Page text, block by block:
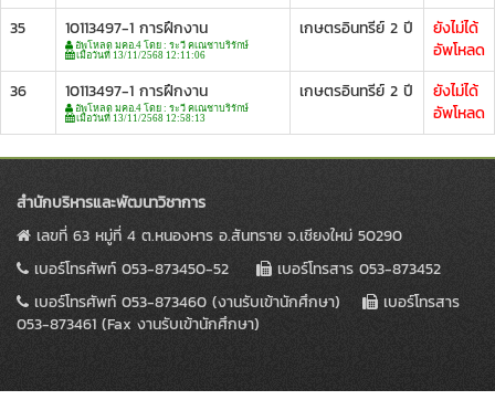
35
10113497-1 การฝึกงาน
อัพโหลด มคอ.4 โดย : ระวี คเณชาบริรักษ์
เมื่อวันที่ 13/11/2568 12:11:06
เกษตรอินทรีย์ 2 ปี
ยังไม่ได้
อัพโหลด
36
10113497-1 การฝึกงาน
อัพโหลด มคอ.4 โดย : ระวี คเณชาบริรักษ์
เมื่อวันที่ 13/11/2568 12:58:13
เกษตรอินทรีย์ 2 ปี
ยังไม่ได้
อัพโหลด
สำนักบริหารและพัฒนาวิชาการ
เลขที่ 63 หมู่ที่ 4 ต.หนองหาร อ.สันทราย จ.เชียงใหม่ 50290
เบอร์โทรศัพท์ 053-873450-52
เบอร์โทรสาร 053-873452
เบอร์โทรศัพท์ 053-873460 (งานรับเข้านักศึกษา)
เบอร์โทรสาร
053-873461 (Fax งานรับเข้านักศึกษา)